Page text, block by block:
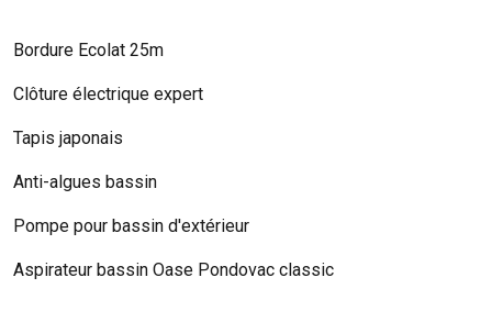
Bordure Ecolat 25m
Clôture électrique expert
Tapis japonais
Anti-algues bassin
Pompe pour bassin d'extérieur
Aspirateur bassin Oase Pondovac classic